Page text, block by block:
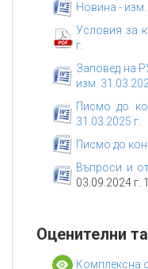
Новина - изм.
Условия за
г.
Заповед на
изм.
Писмо до
31.03.2025 г.
Писмо до
Въпроси и
03.09.2024 г.
Оценителни
Комплексна